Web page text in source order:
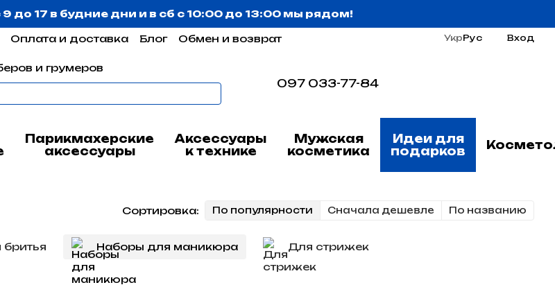
9 до 17 в будние дни и в сб с 10:00 до 13:00 мы рядом!
Оплата и доставка Блог
Обмен и возврат
УкрРус Вход
и грумеров
097 033-77-84
Парикмахерские
аксессуары
Аксессуары
к технике
Мужская
косметика
Идеи для
подарков
Сортировка: По популярности Cначала дешевле По названию
бритья Наборы для маникюра Для стрижек